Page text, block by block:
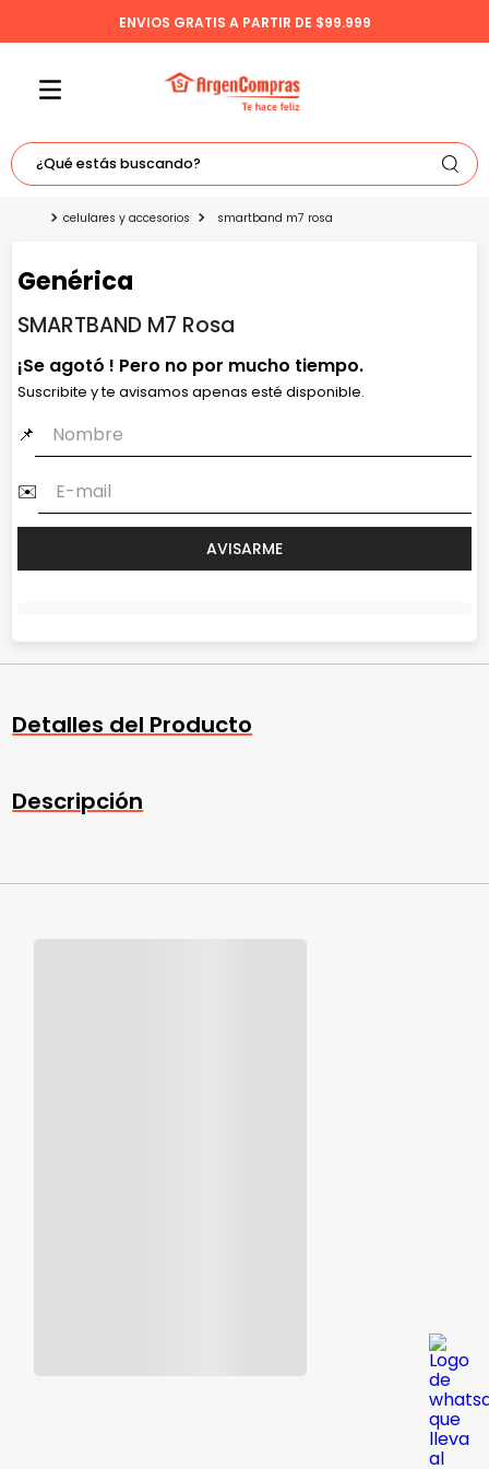
ENVIOS GRATIS A PARTIR DE $99.999
¿Qué estás buscando?
TÉRMINOS MÁS BUSCADOS
2.
freidora
3.
bicicleta
4.
tv
5. tablet
celulares y accesorios smartband m7 rosa
Genérica
SMARTBAND M7 Rosa
Detalles del Producto
Descripción